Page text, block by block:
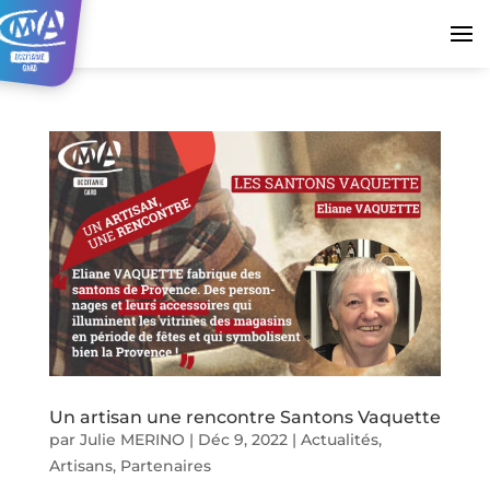
Un artisan une rencontre Santons Vaquette
par Julie MERINO | Déc 9, 2022| Actualités,
Artisans, Partenaires